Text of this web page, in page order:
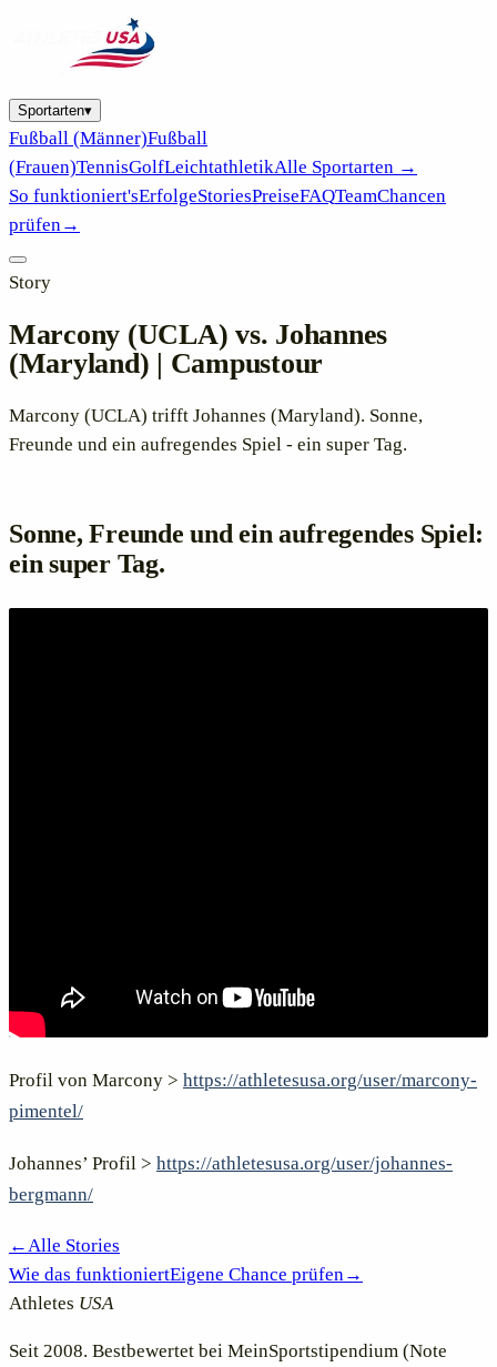
Sportarten▾
Fußball (Männer)Fußball
(Frauen)TennisGolfLeichtathletikAlle Sportarten →
So funktioniert'sErfolgeStoriesPreiseFAQTeamChancen
prüfen→
Story
Marcony (UCLA) vs. Johannes
(Maryland) | Campustour
Marcony (UCLA) trifft Johannes (Maryland). Sonne,
Freunde und ein aufregendes Spiel - ein super Tag.
Sonne, Freunde und ein aufregendes Spiel:
ein super Tag.
Profil von Marcony > https://athletesusa.org/user/marcony-
pimentel/
Johannes’ Profil > https://athletesusa.org/user/johannes-
bergmann/
← Alle Stories
Wie das funktioniertEigene Chance prüfen →
Athletes USA
Seit 2008. Bestbewertet bei MeinSportstipendium (Note